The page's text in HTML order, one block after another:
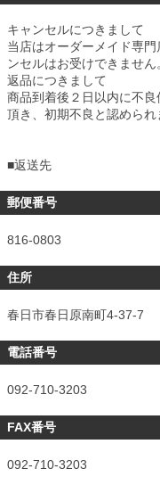
キャンセルにつきまして
当店はオーダーメイド専
ンセルはお受けできません
返品につきまして
商品到着後２日以内に不
頂き、初期不良と認められ
■返送先
郵便番号
816-0803
住所
春日市春日原南町4-37-7
電話番号
092-710-3203
FAX番号
092-710-3203